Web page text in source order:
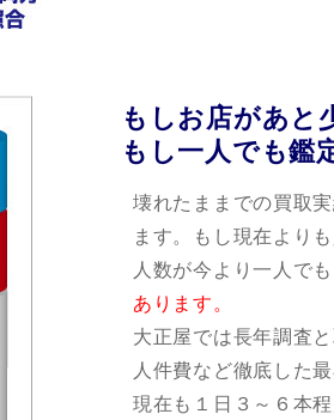
もしお店があ
もし一人でも鑑
壊れたままでの買取
ます。もし現在より
人数が今より一人で
あります。
大正屋では長年調査
人件費など徹底した
現在も１日３～６本